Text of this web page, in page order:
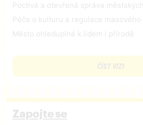
Poctivá a otevřená správa
Péče o kulturu a regulace masového
Město ohleduplné k lidem i přírodě
ČÍST VIZI
Zapojte se